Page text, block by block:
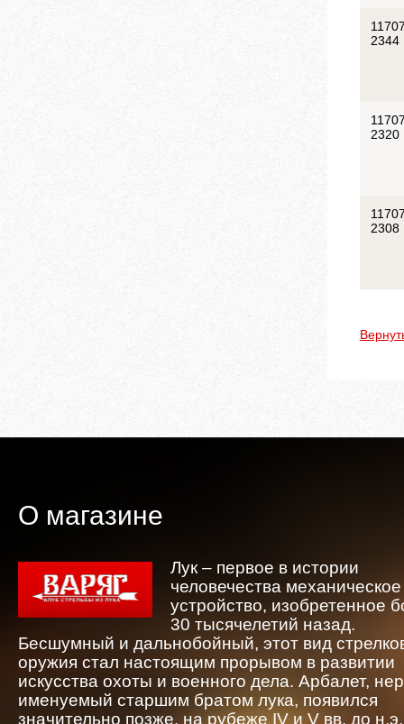
2344
2320
2308
О магазине
Лук – первое в истории
человечества механическое
устройство, изобретенное
30 тысячелетий назад.
Бесшумный и дальнобойный, этот вид
оружия стал настоящим прорывом в развитии
искусства охоты и военного дела. Арбалет,
именуемый старшим братом лука, появился
значительно позже, на рубеже IV и V вв. до